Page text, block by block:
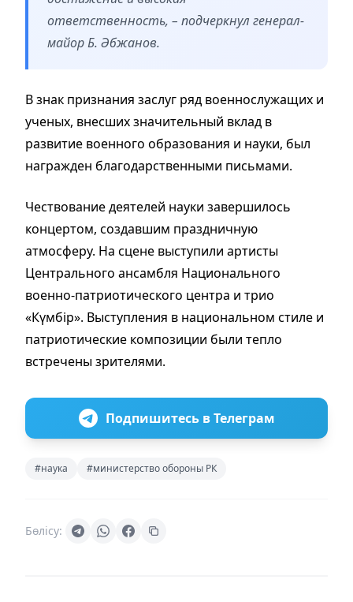
ответственность, – подчеркнул генерал-
майор Б. Әбжанов.
В знак признания заслуг ряд военнослужащих и
ученых, внесших значительный вклад в
развитие военного образования и науки, был
награжден благодарственными письмами.
Чествование деятелей науки завершилось
концертом, создавшим праздничную
атмосферу. На сцене выступили артисты
Центрального ансамбля Национального
военно-патриотического центра и трио
«Күмбір». Выступления в национальном стиле и
патриотические композиции были тепло
встречены зрителями.
Подпишитесь в Телеграм
#наука #министерство обороны РК
Бөлісу: